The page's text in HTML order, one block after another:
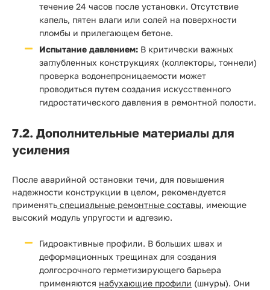
течение 24 часов после установки. Отсутствие
капель, пятен влаги или солей на поверхности
пломбы и прилегающем бетоне.
Испытание давлением: В критически важных
заглубленных конструкциях (коллекторы, тоннели)
проверка водонепроницаемости может
проводиться путем создания искусственного
гидростатического давления в ремонтной полости.
7.2. Дополнительные материалы для
усиления
После аварийной остановки течи, для повышения
надежности конструкции в целом, рекомендуется
применять специальные ремонтные составы, имеющие
высокий модуль упругости и адгезию.
Гидроактивные профили. В больших швах и
деформационных трещинах для создания
долгосрочного герметизирующего барьера
применяются набухающие профили (шнуры). Они